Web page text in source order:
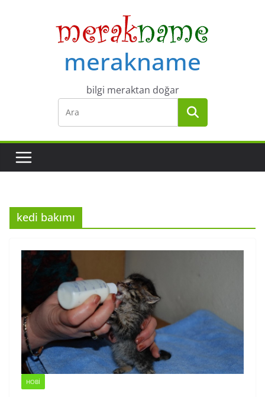
merakname
bilgi meraktan doğar
kedi bakımı
HOBI